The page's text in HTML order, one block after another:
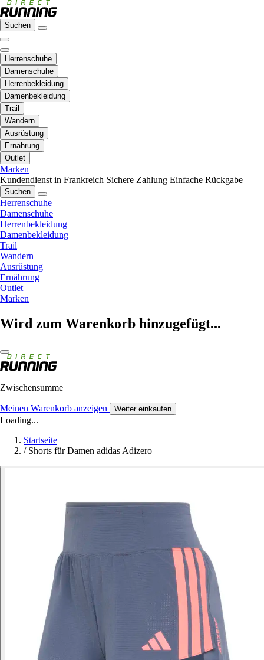
Suchen
Herrenschuhe
Damenschuhe
Herrenbekleidung
Damenbekleidung
Trail
Wandern
Ausrüstung
Ernährung
Outlet
Marken
Kundendienst in Frankreich Sichere Zahlung Einfache Rückgabe
Suchen
Herrenschuhe
Damenschuhe
Herrenbekleidung
Damenbekleidung
Trail
Wandern
Ausrüstung
Ernährung
Outlet
Marken
Wird zum Warenkorb hinzugefügt...
Zwischensumme
Meinen Warenkorb anzeigen Weiter einkaufen
Loading...
Startseite
/ Shorts für Damen adidas Adizero